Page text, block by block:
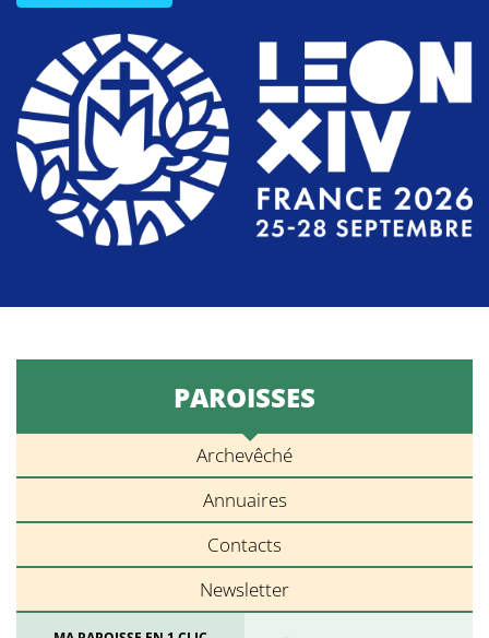
PAROISSES
Archevêché
Annuaires
Contacts
Newsletter